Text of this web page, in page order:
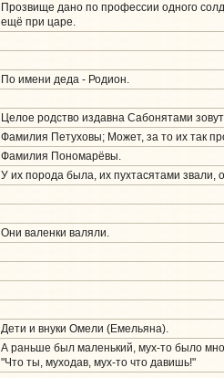
Прозвище дано по профессии одного
ещё при царе.
По имени деда - Родион.
Целое родство издавна Сабонятами
Фамилия Петуховы; Может, за то их так
Фамилия Пономарёвы.
У их порода была, их пухтасятами звали,
Они валенки валяли.
Дети и внуки Омели (Емельяна).
А раньше был маленький, мух-то было
"Что ты, муходав, мух-то что давишь!"